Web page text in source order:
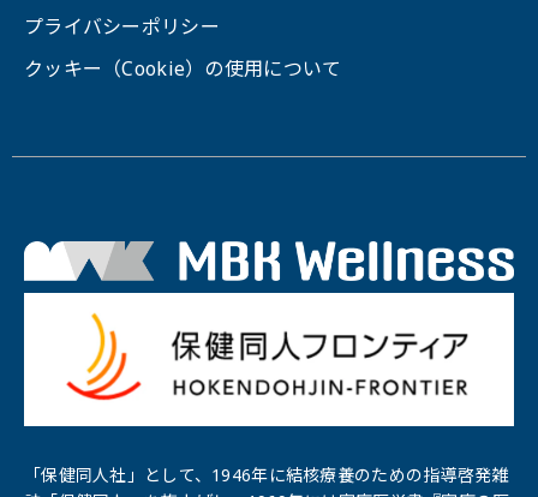
プライバシーポリシー
クッキー（Cookie）の使用について
「保健同人社」として、1946年に結核療養のための指導啓発雑